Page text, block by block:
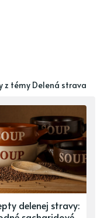
z témy Delená strava
delenej stravy: